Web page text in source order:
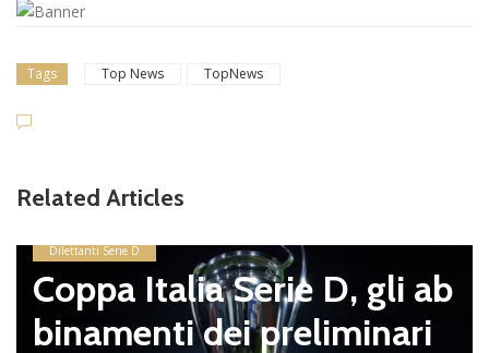
Tags Top News TopNews
Related Articles
pagnano), mercato senza
sosta: Busatto e Sosa nel
mirino, Balla accende il
ello con il Nissa. Il Ds